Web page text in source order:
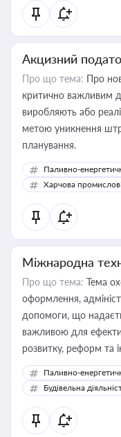
Акцизний
Про що тема: Про
критично важливим
виробляють або
метою уникнення
планування.
Паливно-
Харчова
Міжнародна
Про що тема: Тема
оформлення,
допомоги, що
важливою для
розвитку, реформ та
Паливно-
Будівельна